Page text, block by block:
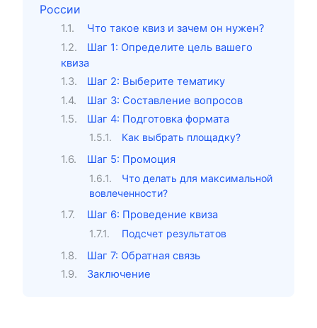
России
Что такое квиз и зачем он нужен?
Шаг 1: Определите цель вашего
квиза
Шаг 2: Выберите тематику
Шаг 3: Составление вопросов
Шаг 4: Подготовка формата
Как выбрать площадку?
Шаг 5: Промоция
Что делать для максимальной
вовлеченности?
Шаг 6: Проведение квиза
Подсчет результатов
Шаг 7: Обратная связь
Заключение